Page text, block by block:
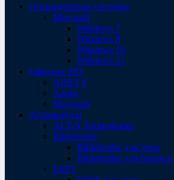
Операционные системы
Microsoft
Windows 7
Windows 8
Windows 10
Windows 11
Офисное ПО
ABBYY
Adobe
Microsoft
Антивирусы
ALT-N Technologies
Bitdefender
Bitdefender для дома
Bitdefender для бизнеса
ESET